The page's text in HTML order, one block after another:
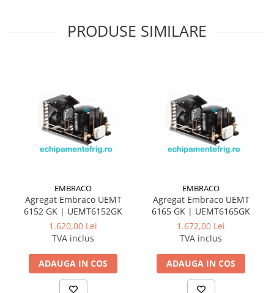
PRODUSE SIMILARE
EMBRACO
Agregat Embraco UEMT
6152 GK | UEMT6152GK
1.620,00 Lei
TVA inclus
ADAUGA IN COS
EMBRACO
Agregat Embraco UEMT
6165 GK | UEMT6165GK
1.672,00 Lei
TVA inclus
ADAUGA IN COS